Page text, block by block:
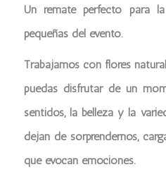
Un remate perfecto para
pequeñas del evento.
Trabajamos con flores
puedas disfrutar de un
sentidos, la belleza y la
dejan de sorprendernos,
que evocan emociones.